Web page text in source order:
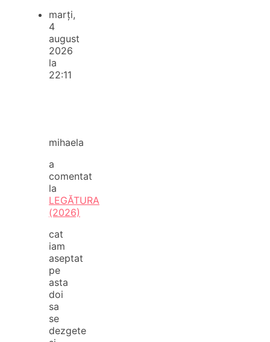
marți,
4
august
2026
la
22:11
mihaela
a
comentat
la
LEGĂTURA
(2026)
cat
iam
aseptat
pe
asta
doi
sa
se
dezgete